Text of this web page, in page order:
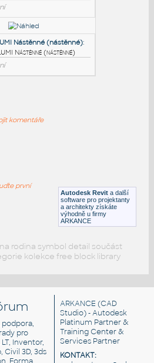
:
- husí krk
RAMO Nástěnné (nástěnné)
ELUMI Nástěnné (nástěnné)
Autodesk Revit a další
software pro projektanty
a architekty získáte
výhodně u firmy
ARKANCE
komentáře
první
rodina symbol detail součást
kolekce free block library
podpora,
pro
Inventor,
Civil 3D, 3ds
ARKANCE (CAD
Studio) - Autodesk
Platinum Partner &
Training Center &
Services Partner
KONTAKT: